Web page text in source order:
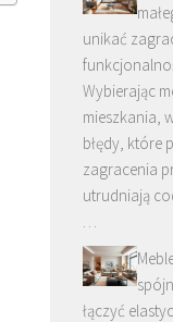
unikać
Wybierając
mieszkania,
błędy, które
zagracenia
utrudniają
…
łączyć